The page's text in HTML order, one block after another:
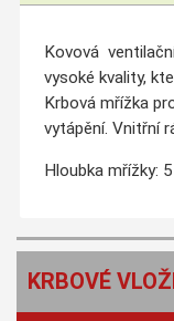
Kovová
vysoké kvality,
Krbová mřížka
vytápění. Vnitřní
Hloubka mřížky:
KRBOVÉ